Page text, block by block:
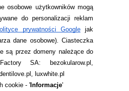
osobowe użytkowników mogą
do personalizacji reklam
prywatności Googlejak
dane osobowe). Ciasteczka
są przez domeny należące do
SA: bezokularow.pl,
luxwhite.pl
cookie - 'Informacje'